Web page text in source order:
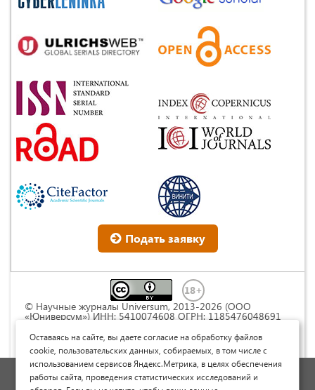
Подать заявку
© Научные журналы Universum, 2013-2026 (ООО
«Юниверсум») ИНН: 5410074608 ОГРН: 1185476048691
Commons « Attribution» («Атрибуция») 4.0
Непортированная
Политика обработки персональных данных
Оставаясь на сайте, вы даете согласие на обработку файлов
cookie, пользовательских данных, собираемых, в том числе с
использованием сервисов Яндекс.Метрика, в целях обеспечения
работы сайта, проведения статистических исследований и